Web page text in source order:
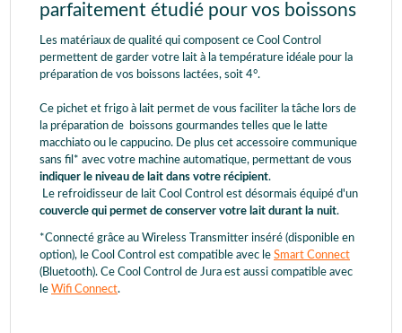
parfaitement étudié pour vos boissons
Les matériaux de qualité qui composent ce Cool Control
permettent de garder votre lait à la température idéale pour la
préparation de vos boissons lactées, soit 4°.
Ce pichet et frigo à lait permet de vous faciliter la tâche lors de
la préparation de boissons gourmandes telles que le latte
macchiato ou le cappucino. De plus cet accessoire communique
sans fil* avec votre machine automatique, permettant de vous
indiquer le niveau de lait dans votre récipient.
Le refroidisseur de lait Cool Control est désormais équipé d'un
couvercle qui permet de conserver votre lait durant la nuit.
*Connecté grâce au Wireless Transmitter inséré (disponible en
option), le Cool Control est compatible avec le Smart Connect
(Bluetooth). Ce Cool Control de Jura est aussi compatible avec
le Wifi Connect.